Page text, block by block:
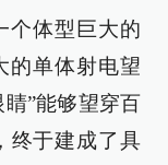
个体型巨大的
的单体射电望
”能够望穿百
终于建成了具